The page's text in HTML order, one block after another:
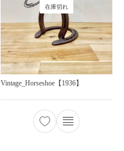
在庫切れ
Vintage_Horseshoe【1936】